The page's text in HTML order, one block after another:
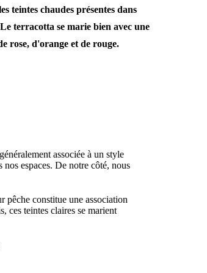
teintes chaudes présentes dans
terracotta se marie bien avec une
rose, d'orange et de rouge.
associée à un style
espaces. De notre côté, nous
pêche constitue une association
ces teintes claires se marient